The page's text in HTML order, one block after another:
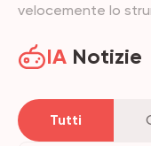
velocemente lo
IA Notizie
Tutti